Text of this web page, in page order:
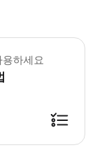
고의 자연 명소, 숨 막
하세요